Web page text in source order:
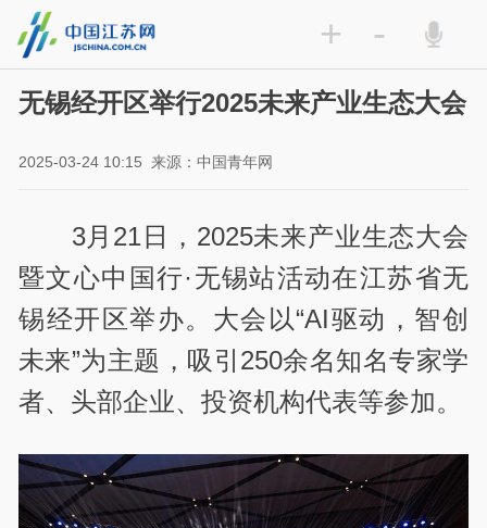
+ -
无锡经开区举行2025未来产业生态大会
2025-03-24 10:15 来源：中国青年网
3月21日，2025未来产业生态大会
暨文心中国行·无锡站活动在江苏省无
锡经开区举办。大会以“AI驱动，智创
未来”为主题，吸引250余名知名专家学
者、头部企业、投资机构代表等参加。